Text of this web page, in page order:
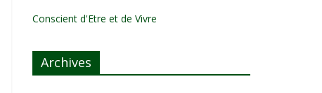
Conscient d'Etre et de Vivre
Archives